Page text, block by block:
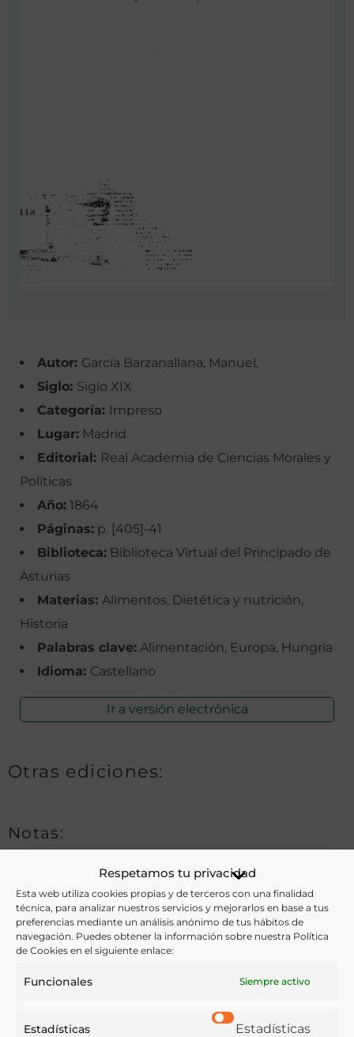
Respetamos tu privacidad
Esta web utiliza cookies propias y de terceros con una finalidad
técnica, para analizar nuestros servicios y mejorarlos en base a tus
preferencias mediante un análisis anónimo de tus hábitos de
navegación. Puedes obtener la información sobre nuestra Política
de Cookies en el siguiente enlace:
Funcionales Siempre activo
Estadísticas Estadísticas
Autor: García Barzanallana, Manuel,
Siglo: Siglo XIX
Categoría: Impreso
Lugar: Madrid
Editorial: Real Academia de Ciencias Morales y
Políticas
Año: 1864
Páginas: p. [405]-41
Biblioteca: Biblioteca Virtual del Principado de
Asturias
Materias: Alimentos, Dietética y nutrición,
Historia
Palabras clave: Alimentación, Europa, Hungría
Idioma: Castellano
Ir a versión electrónica
Otras ediciones:
Notas:
Tít. tomado del principio del texto. — Parte desgajada
probablemente del tom. I de las Memorias de la Real
Academia de Ciencias Morales y Políticas, Madrid,
1864